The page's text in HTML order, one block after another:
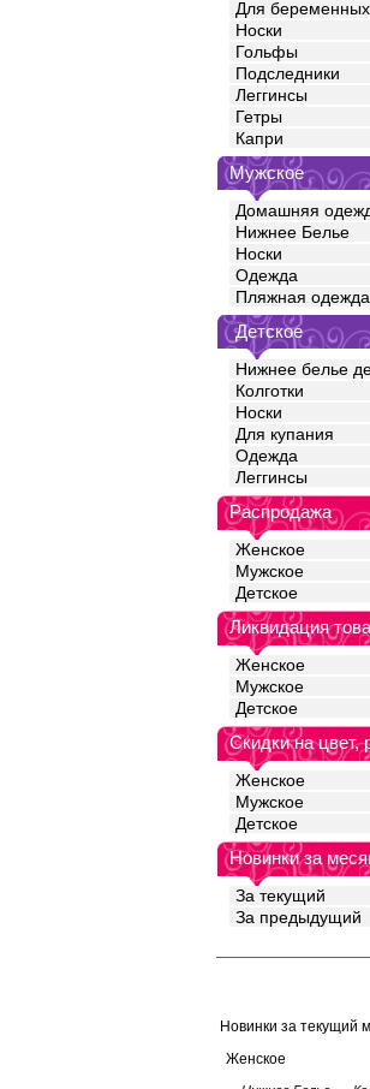
Для беременных
Носки
Гольфы
Подследники
Леггинсы
Гетры
Капри
Мужское
Домашняя
Нижнее Белье
Носки
Одежда
Пляжная одежда
Детское
Нижнее белье
Колготки
Носки
Для купания
Одежда
Леггинсы
Распродажа
Женское
Мужское
Детское
Ликвидация
Женское
Мужское
Детское
Скидки на цвет,
Женское
Мужское
Детское
Новинки за
За текущий
За предыдущий
Новинки за текущий
Женское